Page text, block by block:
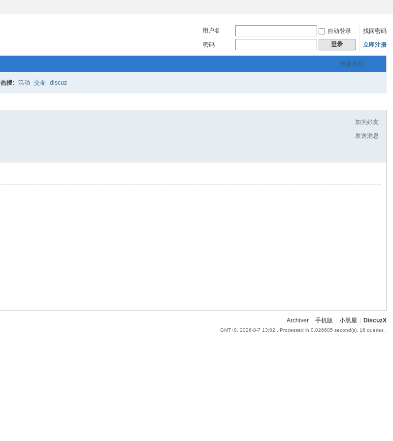
用户名 自动登录
找回密码
密码
登录 立即注册
快捷导航
热搜: 活动 交友 discuz
加为好友
发送消息
Archiver 手机版 小黑屋 DiscuzX
GMT+8, 2026-8-7 13:02 , Processed in 0.026685 second(s), 16 queries .